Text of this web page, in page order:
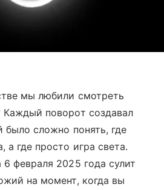
мы любили смотреть
Каждый поворот создавал
было сложно понять, где
а где просто игра света.
февраля 2025 года сулит
на момент, когда вы